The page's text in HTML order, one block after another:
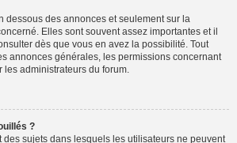
dessous des annonces et seulement sur la
Elles sont souvent assez importantes et il
dès que vous en avez la possibilité. Tout
annonces générales, les permissions concernant
les administrateurs du forum.
?
des sujets dans lesquels les utilisateurs ne peuvent